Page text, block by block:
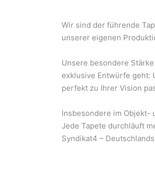
Wir sind der führende
unserer eigenen
Unsere besondere
exklusive Entwürfe geht:
perfekt zu Ihrer Vision
Insbesondere im Objekt-
Jede Tapete durchläuft
Syndikat4 –